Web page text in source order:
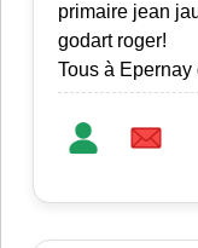
primaire jean
godart roger!
Tous à Epernay